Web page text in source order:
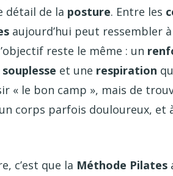
détail de la posture. Entre les
aujourd’hui peut ressembler
reste le même : un
souplesse et une respiration
« le bon camp », mais de
corps parfois douloureux, et
c’est que la Méthode Pilates